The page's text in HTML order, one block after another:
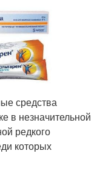
средства
в незначительной
редкого
которых